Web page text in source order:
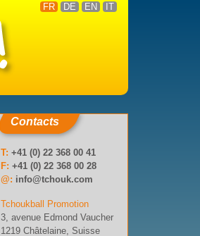
FR DE EN IT
Contacts
T: +41 (0) 22 368 00 41
F: +41 (0) 22 368 00 28
@: info@tchouk.com
Tchoukball Promotion
3, avenue Edmond Vaucher
1219 Châtelaine, Suisse